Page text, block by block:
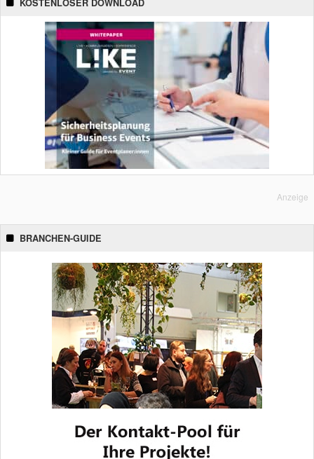
KOSTENLOSER DOWNLOAD
Anzeige
BRANCHEN-GUIDE